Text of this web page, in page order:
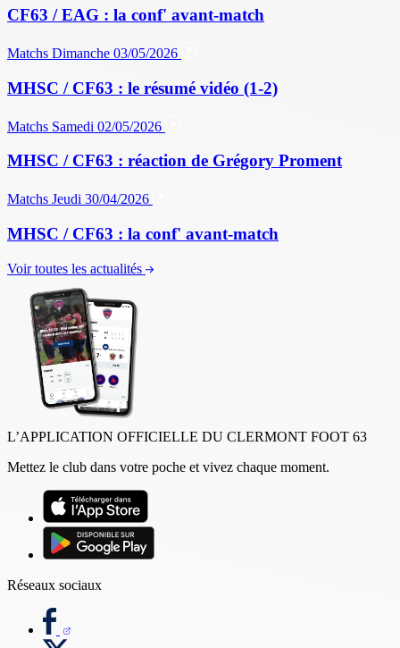
CF63 / EAG : la conf' avant-match
Matchs Dimanche 03/05/2026
MHSC / CF63 : le résumé vidéo (1-2)
Matchs Samedi 02/05/2026
MHSC / CF63 : réaction de Grégory Proment
Matchs Jeudi 30/04/2026
MHSC / CF63 : la conf' avant-match
Voir toutes les actualités
L’APPLICATION OFFICIELLE DU CLERMONT FOOT 63
Mettez le club dans votre poche et vivez chaque moment.
Réseaux sociaux